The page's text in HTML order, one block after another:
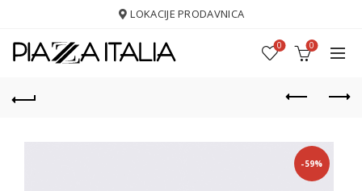
LOKACIJE PRODAVNICA
0 0
-59%